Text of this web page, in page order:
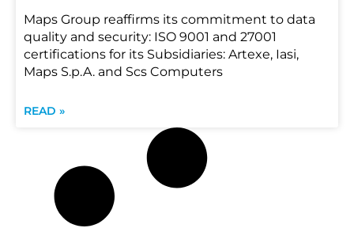
Maps Group reaffirms its commitment to data
quality and security: ISO 9001 and 27001
certifications for its Subsidiaries: Artexe, Iasi,
Maps S.p.A. and Scs Computers
READ »